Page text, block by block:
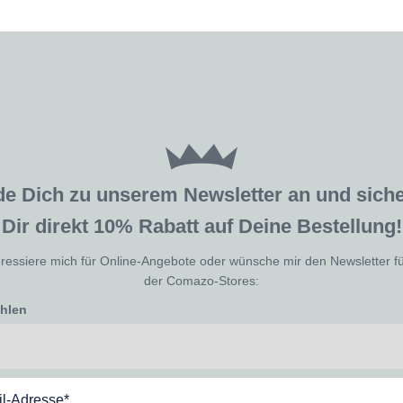
Dich zu unserem Newsletter an und
Dir direkt 10% Rabatt auf Deine Bestellung!
mich für Online-Angebote oder wünsche mir den Newsletter
der Comazo-Stores: